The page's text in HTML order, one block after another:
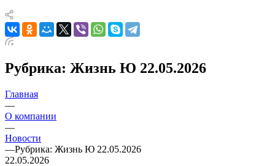
Рубрика: Жизнь Ю 22.05.2026
Главная
—
О компании
—
Новости
—Рубрика: Жизнь Ю 22.05.2026
22.05.2026